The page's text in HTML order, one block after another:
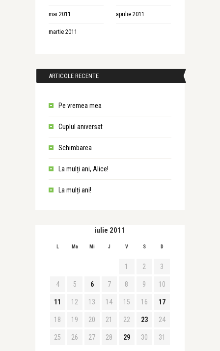
mai 2011 aprilie 2011
martie 2011
ARTICOLE RECENTE
Pe vremea mea
Cuplul aniversat
Schimbarea
La mulți ani, Alice!
La mulți ani!
iulie 2011
L Ma Mi J V S D
1 2 3
4 5 6 7 8 9 10
11 12 13 14 15 16 17
18 19 20 21 22 23 24
25 26 27 28 29 30 31